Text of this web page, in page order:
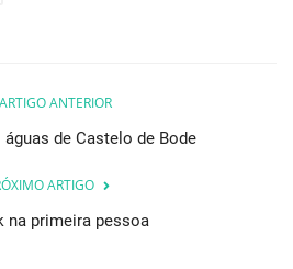
ARTIGO ANTERIOR
de Castelo de Bode
ARTIGO
na primeira pessoa